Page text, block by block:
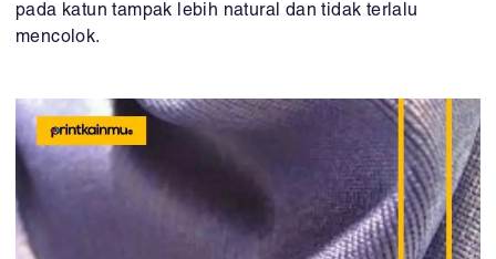
pada katun tampak lebih natural dan tidak terlalu
mencolok.